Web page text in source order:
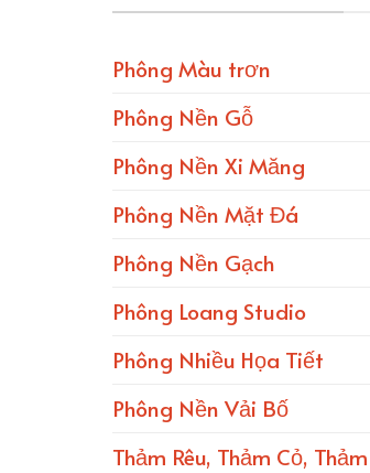
Phông Màu trơn
Phông Nền Gỗ
Phông Nền Xi Măng
Phông Nền Mặt Đá
Phông Nền Gạch
Phông Loang Studio
Phông Nhiều Họa Tiết
Phông Nền Vải Bố
Thảm Rêu, Thảm Cỏ, Thảm